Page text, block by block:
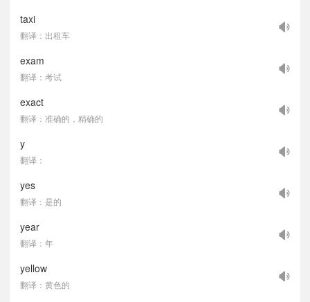
taxi
翻译：出租车
exam
翻译：考试
exact
翻译：准确的，精确的
y
翻译：
yes
翻译：是的
year
翻译：年
yellow
翻译：黄色的